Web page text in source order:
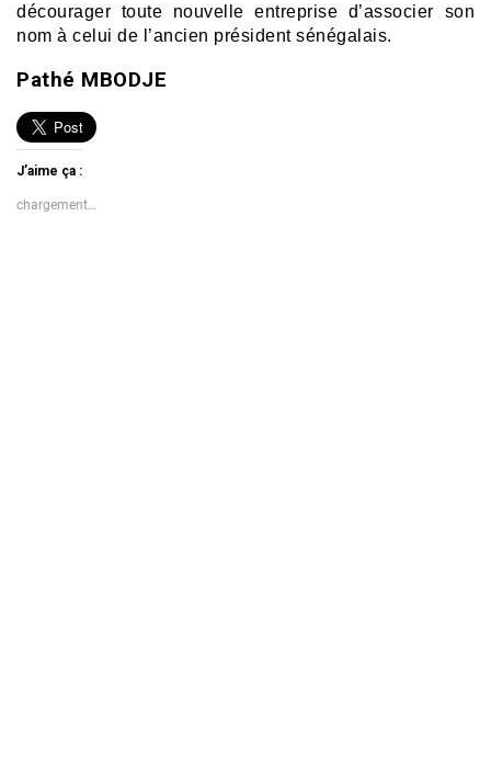
décourager toute nouvelle entreprise d’associer son
nom à celui de l’ancien président sénégalais.
Pathé MBODJE
J’aime ça :
chargement…